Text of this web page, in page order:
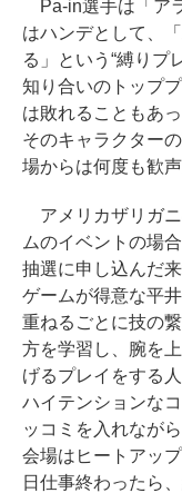
Pa-in選手は「ア
はハンデとして、
る」という“縛りプ
知り合いのトップ
は敗れることもあ
そのキャラクター
場からは何度も歓声
アメリカザリガ
ムのイベントの場
抽選に申し込んだ
ゲームが得意な平
重ねるごとに技の
方を学習し、腕を
げるプレイをする
ハイテンションな
ッコミを入れなが
会場はヒートアッ
日仕事終わったら